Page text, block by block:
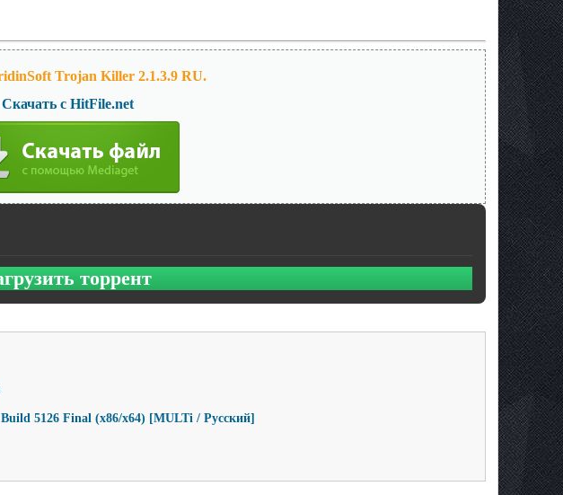
Trojan Killer 2.1.3.9 RU.
Скачать с HitFile.net
торрент
5126 Final (x86/х64) [MULTi / Русский]